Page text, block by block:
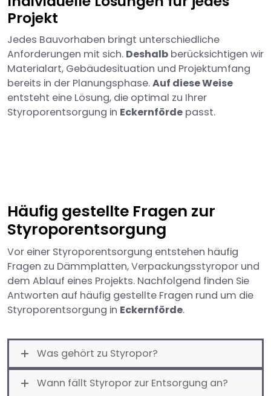
Projekt
Jedes Bauvorhaben bringt unterschiedliche
Anforderungen mit sich. Deshalb berücksichtigen wir
Materialart, Gebäudesituation und Projektumfang
bereits in der Planungsphase.Auf diese Weise
entsteht eine Lösung, die optimal zu Ihrer
Styroporentsorgung in Eckernförde passt.
Häufig gestellte Fragen zur
Styroporentsorgung
Vor einer Styroporentsorgung entstehen häufig
Fragen zu Dämmplatten, Verpackungsstyropor und
dem Ablauf eines Projekts. Nachfolgend finden Sie
Antworten auf häufig gestellte Fragen rund um die
Styroporentsorgung in Eckernförde.
Was gehört zu Styropor?
Wann fällt Styropor zur Entsorgung an?